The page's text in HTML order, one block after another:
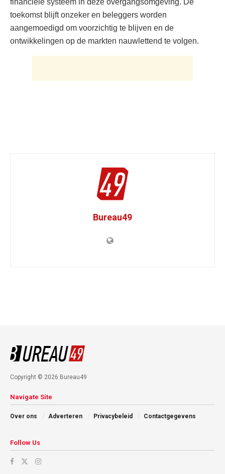
financiële systeem in deze overgangsomgeving. De
toekomst blijft onzeker en beleggers worden
aangemoedigd om voorzichtig te blijven en de
ontwikkelingen op de markten nauwlettend te volgen.
Bureau49
Copyright © 2026 Bureau49
Navigate Site
Over ons Adverteren Privacybeleid Contactgegevens
Follow Us